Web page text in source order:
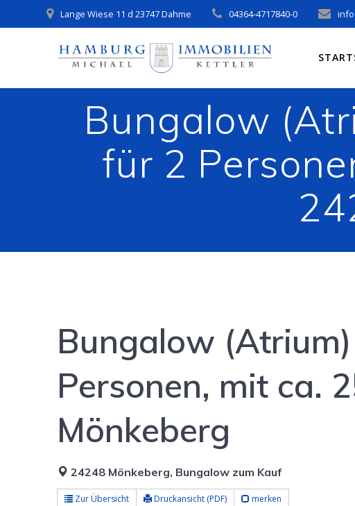
Inhalt
Lange Wiese 11 d 23747 Dahme 04364-4717840-0
Bungalow
für 2
Bungalow
Personen, mit ca.
Mönkeberg
24248 Mönkeberg, Bungalow zum Kauf
Zur Übersicht Druckansicht (PDF) merken